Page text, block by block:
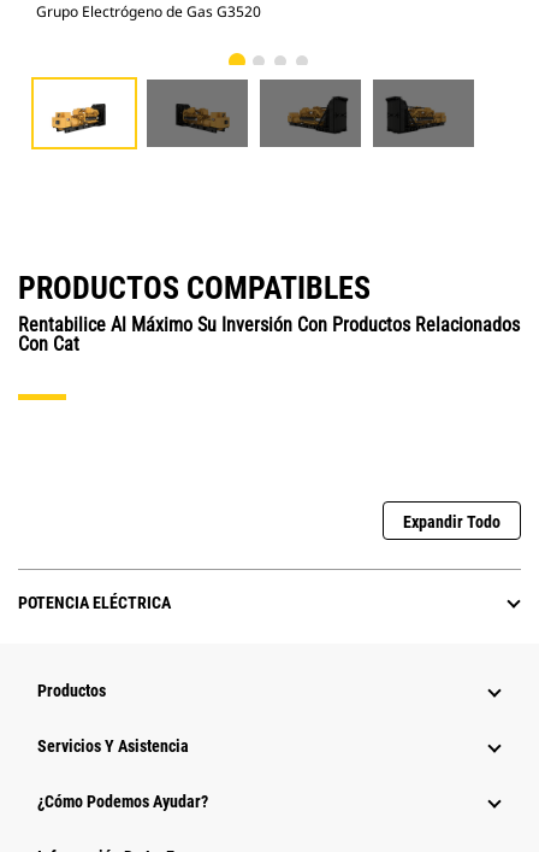
Grupo Electrógeno de Gas G3520
PRODUCTOS COMPATIBLES
Rentabilice Al Máximo Su Inversión Con Productos Relacionados
Con Cat
Expandir Todo
POTENCIA ELÉCTRICA
Productos
Servicios Y Asistencia
¿Cómo Podemos Ayudar?